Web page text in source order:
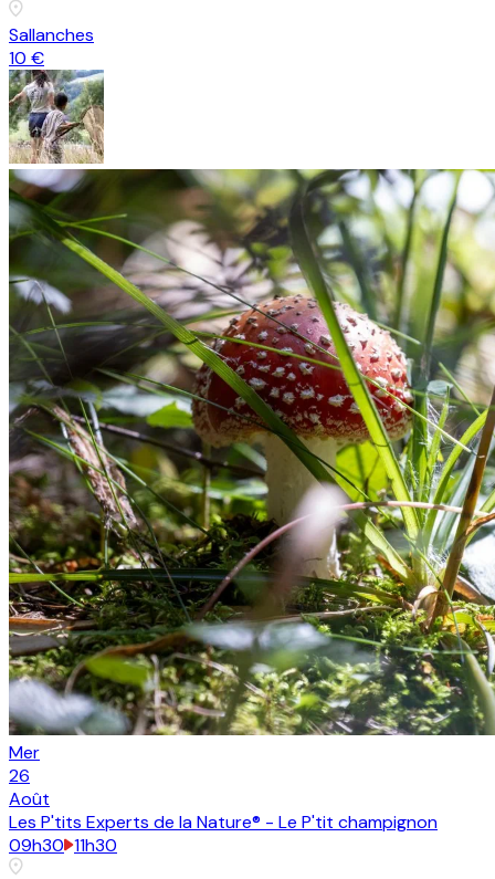
Sallanches
10 €
Mer
26
Août
Les P'tits Experts de la Nature® - Le P'tit champignon
09h30 11h30